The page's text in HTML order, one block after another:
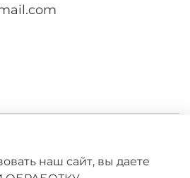
наш сайт, вы даете